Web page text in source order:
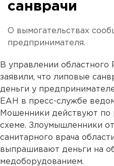
санврачи
О вымогательствах
предпринимателя.
В управлении областного
заявили, что липовые
деньги у
ЕАН в пресс-службе
Мошенники действуют по
схеме. Злоумышленники
санитарного врача
выпрашивают деньги на
медоборудованием.